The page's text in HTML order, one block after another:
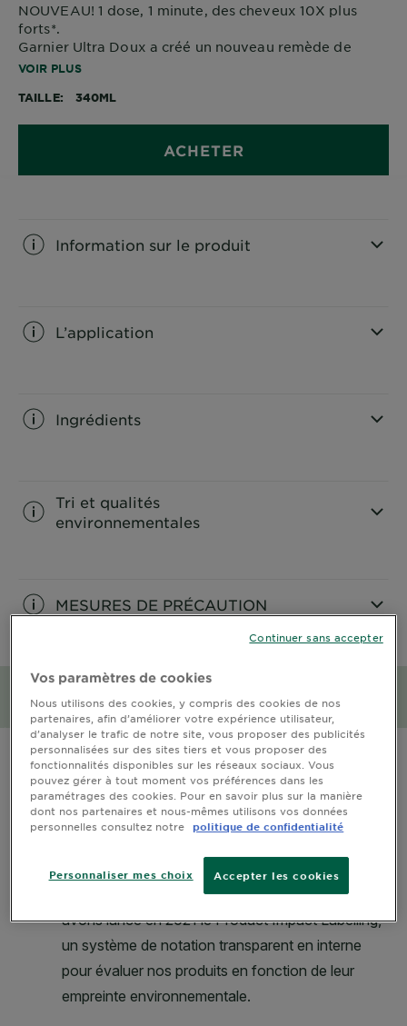
Garnier x
Gisele
Bündchen
Notre
magazine
NOUVEAU! 1 dose, 1 minute, des cheveux 10X plus
forts*.
Garnier Ultra Doux a créé un nouveau remède de
réparation intense à l’Huile de Ricin et la Sève d'Érable
VOIR PLUS
TAILLE 340ML
ACHETER
Information sur le produit
L’application
Ingrédients
Tri et qualités
environnementales
MESURES DE PRÉCAUTION
Impact environnemental et
social
CLOSE SUBPANEL
Vos paramètres de cookies
Nous utilisons des cookies, y compris des cookies de nos
partenaires, afin d’améliorer votre expérience utilisateur,
d’analyser le trafic de notre site, vous proposer des publicités
personnalisées sur des sites tiers et vous proposer des
fonctionnalités disponibles sur les réseaux sociaux. Vous
pouvez gérer à tout moment vos préférences dans les
paramétrages des cookies. Pour en savoir plus sur la manière
dont nos partenaires et nous-mêmes utilisons vos données
personnelles consultez notre
politique de confidentialité
Accepter les cookies
Personnaliser mes choix
Continuer sans accepter